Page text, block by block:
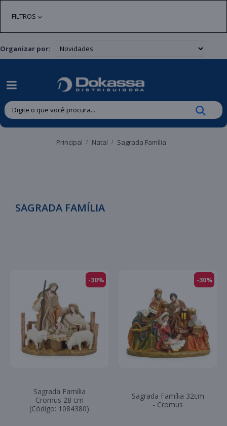
FILTROS
Organizar por:
Principal Natal Sagrada Família
SAGRADA FAMÍLIA
-30%
Sagrada Família
Cromus 28 cm
(Código: 1084380)
-30%
Sagrada Família 32cm
- Cromus